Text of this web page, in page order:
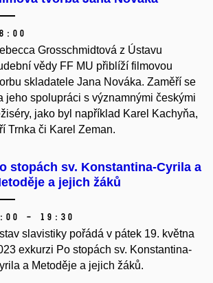
Grosschmidtová z Ústavu
vědy FF MU přiblíží filmovou
skladatele Jana Nováka. Zaměří se
jeho spolupráci s významnými českými
jako byl například Karel Kachyňa,
Trnka či Karel Zeman.
stopách sv. Konstantina-Cyrila a
a jejich žáků
– 19:30
slavistiky pořádá v pátek 19. května
exkurzi Po stopách sv. Konstantina-
a Metoděje a jejich žáků.